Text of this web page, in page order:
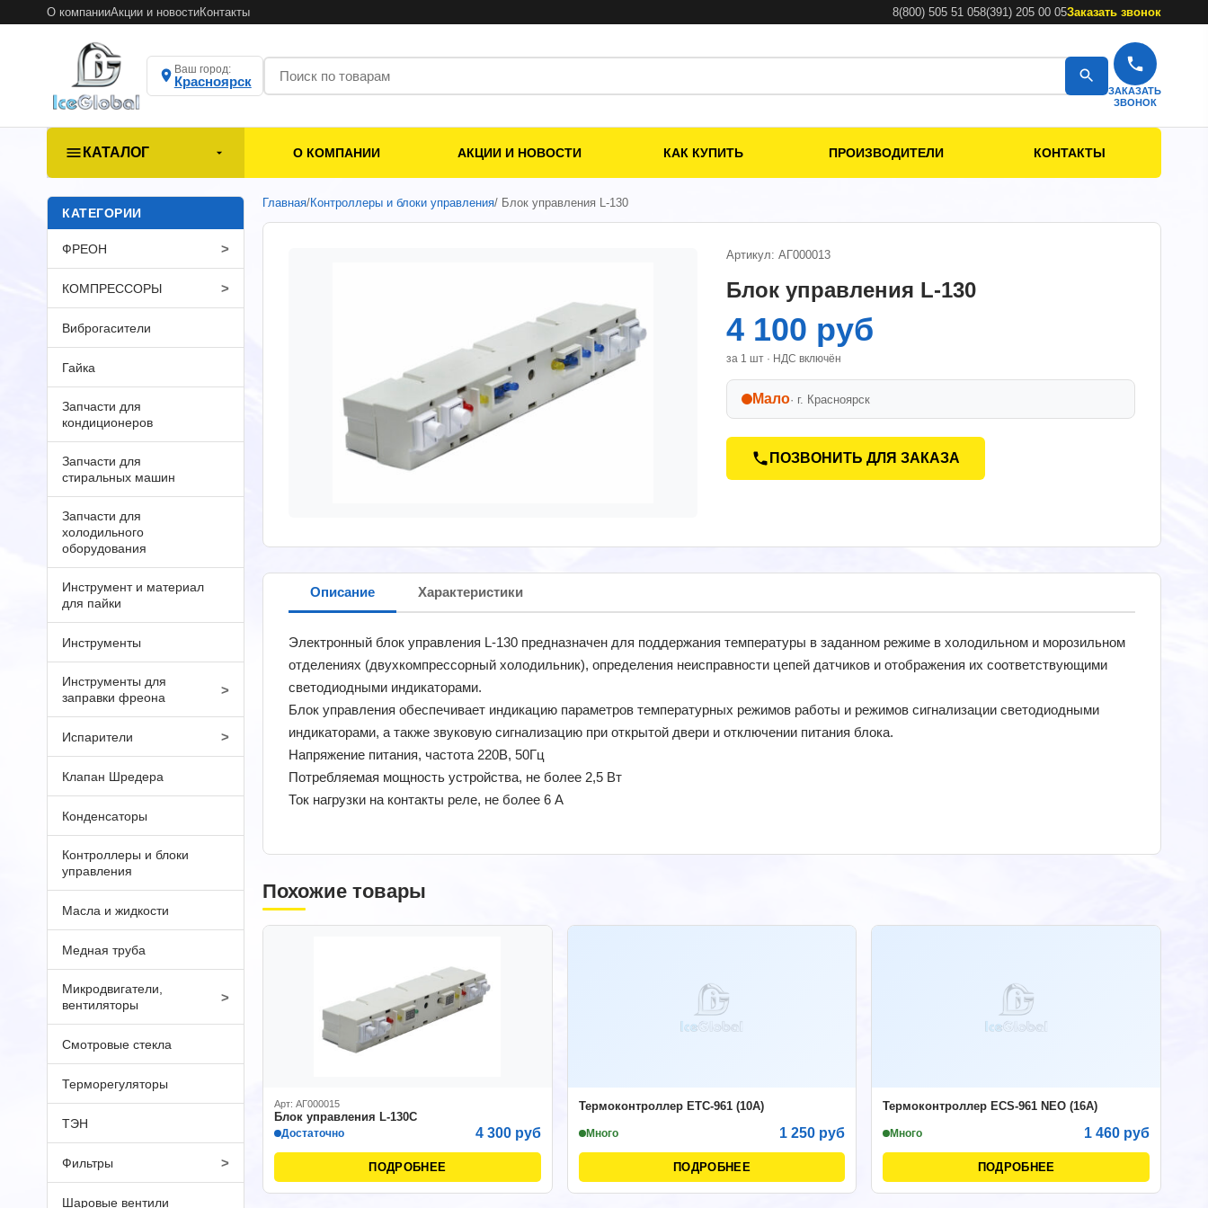
О компанииАкции и новостиКонтакты 8(800) 505 51 058(391) 205 00 05Заказать звонок
Ваш город:
Красноярск
ЗАКАЗАТЬ
ЗВОНОК
КАТАЛОГ О КОМПАНИИ АКЦИИ И НОВОСТИ КАК КУПИТЬ ПРОИЗВОДИТЕЛИ КОНТАКТЫ
КАТЕГОРИИ
ФРЕОН >
КОМПРЕССОРЫ >
Виброгасители
Гайка
Запчасти для
кондиционеров
Запчасти для
стиральных машин
Запчасти для
холодильного
оборудования
Инструмент и материал
для пайки
Инструменты
Инструменты для
заправки фреона
>
Испарители >
Клапан Шредера
Конденсаторы
Контроллеры и блоки
управления
Масла и жидкости
Медная труба
Микродвигатели,
вентиляторы
>
Смотровые стекла
Терморегуляторы
ТЭН
Фильтры >
Шаровые вентили
Главная/Контроллеры и блоки управления/ Блок управления L-130
Артикул: АГ000013
Блок управления L-130
4 100 руб
за 1 шт · НДС включён
Мало· г. Красноярск
ПОЗВОНИТЬ ДЛЯ ЗАКАЗА
Описание Характеристики
Электронный блок управления L-130 предназначен для поддержания температуры в заданном режиме в холодильном и морозильном
отделениях (двухкомпрессорный холодильник), определения неисправности цепей датчиков и отображения их соответствующими
светодиодными индикаторами.
Блок управления обеспечивает индикацию параметров температурных режимов работы и режимов сигнализации светодиодными
индикаторами, а также звуковую сигнализацию при открытой двери и отключении питания блока.
Напряжение питания, частота 220В, 50Гц
Потребляемая мощность устройства, не более 2,5 Вт
Ток нагрузки на контакты реле, не более 6 А
Похожие товары
Арт: АГ000015
Блок управления L-130C
Достаточно 4 300 руб
ПОДРОБНЕЕ
Термоконтроллер ETC-961 (10A)
Много 1 250 руб
ПОДРОБНЕЕ
Термоконтроллер ECS-961 NEO (16A)
Много 1 460 руб
ПОДРОБНЕЕ